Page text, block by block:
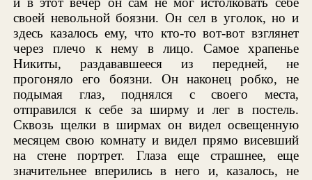
своей невольной боязни. Он сел в уголок, но и
здесь казалось ему, что кто-то вот-вот взглянет
через плечо к нему в лицо. Самое храпенье
Никиты, раздававшееся из передней, не
прогоняло его боязни. Он наконец робко, не
подымая глаз, поднялся с своего места,
отправился к себе за ширму и лег в постель.
Сквозь щелки в ширмах он видел освещенную
месяцем свою комнату и видел прямо висевший
на стене портрет. Глаза еще страшнее, еще
значительнее вперились в него и, казалось, не